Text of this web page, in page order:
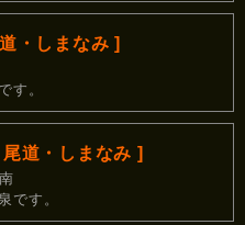
・しまなみ ]
す。
道・しまなみ ]
です。